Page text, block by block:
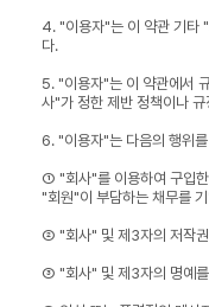
4. "이용자"는 이 약관 기타
다.
5. "이용자"는 이 약관에서
사"가 정한 제반 정책이나
6. "이용자"는 다음의 행위
① "회사"를 이용하여 구입
"회원"이 부담하는 채무를
② "회사" 및 제3자의 저작권
③ "회사" 및 제3자의 명예를